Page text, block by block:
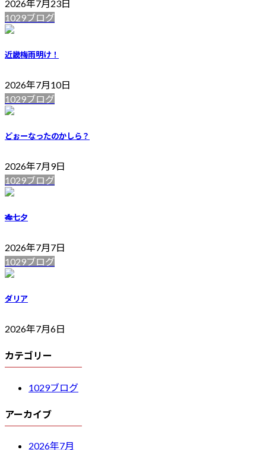
2026年7月23日
1029ブログ
近畿梅雨明け！
2026年7月10日
1029ブログ
どぉーなったのかしら？
2026年7月9日
1029ブログ
🎋七夕
2026年7月7日
1029ブログ
ダリア
2026年7月6日
カテゴリー
1029ブログ
アーカイブ
2026年7月